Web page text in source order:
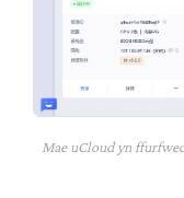
Mae uCloud yn